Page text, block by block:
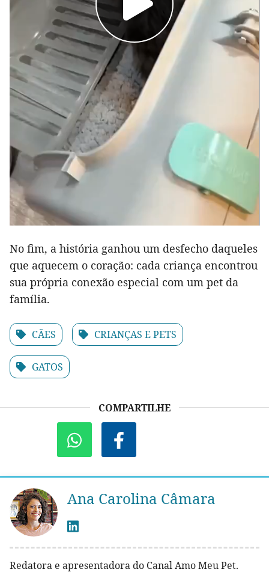
No fim, a história ganhou um desfecho daqueles
que aquecem o coração: cada criança encontrou
sua própria conexão especial com um pet da
família.
CÃES CRIANÇAS E PETS
GATOS
COMPARTILHE
Ana Carolina Câmara
Redatora e apresentadora do Canal Amo Meu Pet.